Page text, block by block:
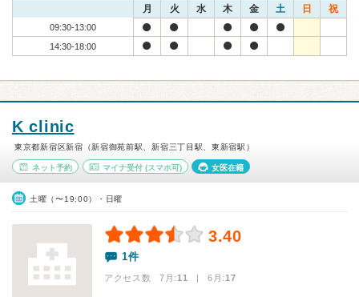
月 火 水 木 金 土 日 祝
09:30-13:00
14:30-18:00
K clinic
東京都新宿区新宿（新宿御苑前駅、新宿三丁目駅、東新宿駅）
ネット予約 マイナ受付(スマホ可) 女医在籍
土曜（〜19:00）・日曜
3.40
1件
アクセス数 7月:11 | 6月:17